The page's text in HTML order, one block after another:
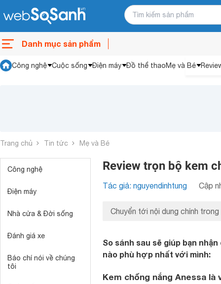
Danh mục sản phẩm
Công nghệ Cuộc sống Điện máy Đồ thể thaoMẹ và Bé
Trang chủ Tin tức Mẹ và Bé
Công nghệ
Điện máy
Nhà cửa & Đời sống
Đánh giá xe
Báo chí nói về chúng
tôi
Review trọn bộ kem
Tác giả: nguyendinhtung Cập
Chuyển tới nội dung chính trong
So sánh sau sẽ giúp bạn
nào phù hợp nhất với mình:
Kem chống nắng Anessa là